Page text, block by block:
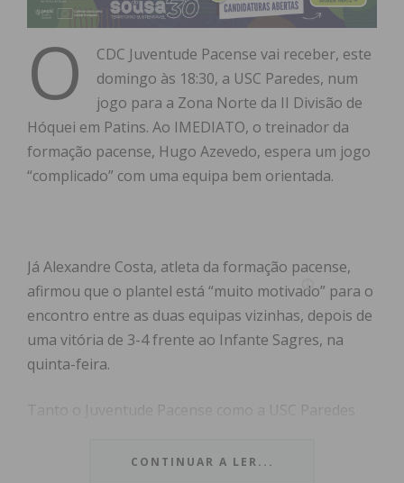
O
CDC Juventude Pacense vai receber, este
domingo às 18:30, a USC Paredes, num
jogo para a Zona Norte da II Divisão de
Hóquei em Patins. Ao IMEDIATO, o treinador da
formação pacense, Hugo Azevedo, espera um jogo
“complicado” com uma equipa bem orientada.
Já Alexandre Costa, atleta da formação pacense,
afirmou que o plantel está “muito motivado” para o
encontro entre as duas equipas vizinhas, depois de
uma vitória de 3-4 frente ao Infante Sagres, na
quinta-feira.
Tanto o Juventude Pacense como a USC Paredes
13ª posição, respetivamente, com uma diferença de
CONTINUAR A LER...